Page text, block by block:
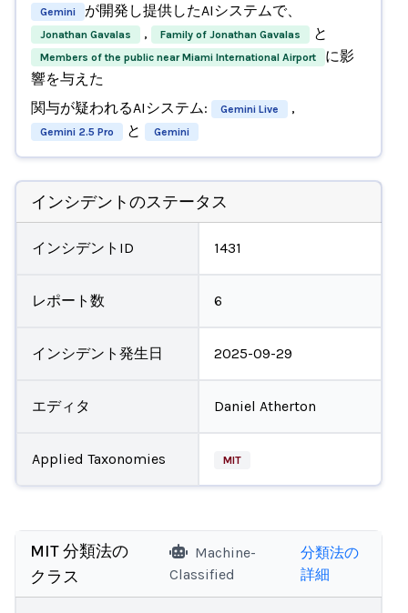
Gemini が開発し提供したAIシステムで、
Jonathan Gavalas , Family of Jonathan Gavalas と
Members of the public near Miami International Airport
に影
響を与えた
関与が疑われるAIシステム:
Gemini Live ,
Gemini 2.5 Pro と Gemini
インシデントのステータス
インシデントID 1431
レポート数 6
インシデント発生日 2025-09-29
エディタ Daniel Atherton
Applied Taxonomies MIT
MIT 分類法の
クラス
Machine-
Classified
分類法の
詳細